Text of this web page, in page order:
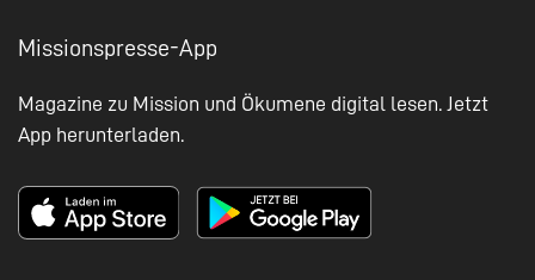
Missionspresse-App
Magazine zu Mission und Ökumene digital lesen. Jetzt
App herunterladen.